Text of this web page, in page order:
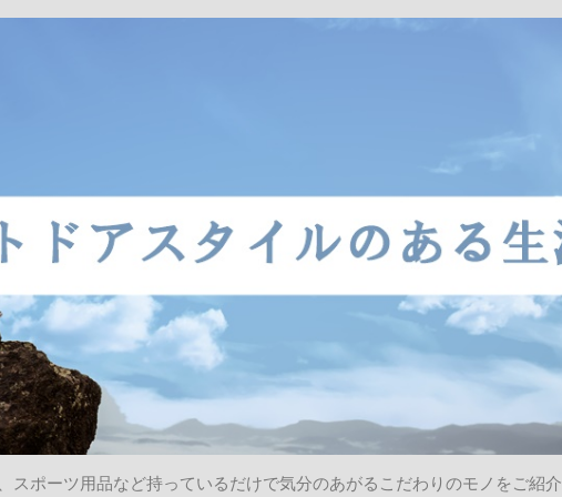
スポーツ用品など持っているだけで気分のあがるこだわりのモノをご紹介